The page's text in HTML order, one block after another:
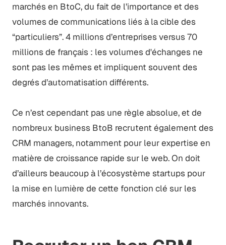
marchés en BtoC, du fait de l’importance et des
volumes de communications liés à la cible des
“particuliers”. 4 millions d’entreprises versus 70
millions de français : les volumes d'échanges ne
sont pas les mêmes et impliquent souvent des
degrés d’automatisation différents.
Ce n’est cependant pas une règle absolue, et de
nombreux business BtoB recrutent également des
CRM managers, notamment pour leur expertise en
matière de croissance rapide sur le web. On doit
d’ailleurs beaucoup à l’écosystème startups pour
la mise en lumière de cette fonction clé sur les
marchés innovants.